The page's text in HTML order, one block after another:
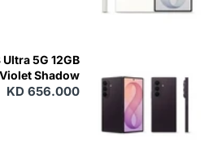
5G 12GB
Violet Shadow
KD 656.000